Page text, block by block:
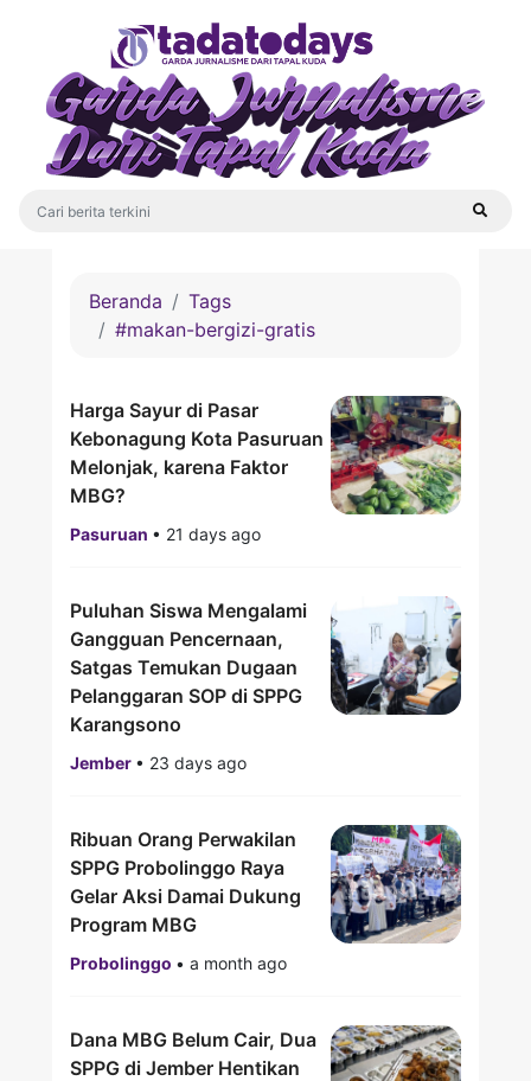
Beranda
Tags
#makan-bergizi-gratis
Harga Sayur di Pasar
Kebonagung Kota Pasuruan
Melonjak, karena Faktor
MBG?
Pasuruan • 21 days ago
Puluhan Siswa Mengalami
Gangguan Pencernaan,
Satgas Temukan Dugaan
Pelanggaran SOP di SPPG
Karangsono
Jember • 23 days ago
Ribuan Orang Perwakilan
SPPG Probolinggo Raya
Gelar Aksi Damai Dukung
Program MBG
Probolinggo • a month ago
Dana MBG Belum Cair, Dua
SPPG di Jember Hentikan